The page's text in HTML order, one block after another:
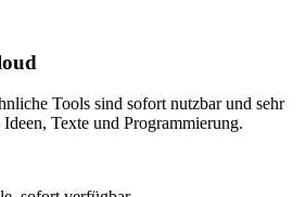
Tools sind sofort nutzbar und sehr
Texte und Programmierung.